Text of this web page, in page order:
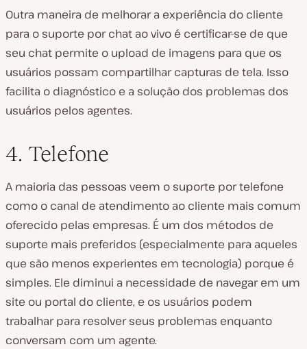
Outra maneira de melhorar a experiência do cliente
para o suporte por chat ao vivo é certificar-se de que
seu chat permite o upload de imagens para que os
usuários possam compartilhar capturas de tela. Isso
facilita o diagnóstico e a solução dos problemas dos
usuários pelos agentes.
4. Telefone
A maioria das pessoas veem o suporte por telefone
como o canal de atendimento ao cliente mais comum
oferecido pelas empresas. É um dos métodos de
suporte mais preferidos (especialmente para aqueles
que são menos experientes em tecnologia) porque é
simples. Ele diminui a necessidade de navegar em um
site ou portal do cliente, e os usuários podem
trabalhar para resolver seus problemas enquanto
conversam com um agente.